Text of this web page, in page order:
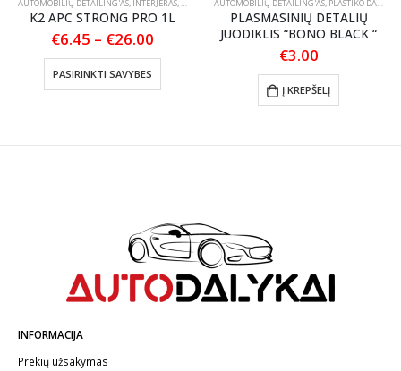
PRIEŽIŪRA
AUTOMOBILIŲ DETAILING'AS, INTERJERAS, PLASTIKO, VINILO IR GUMOS VALYMAS ,TEKSTILĖS
K2 APC STRONG PRO 1L
€6.45 – €26.00
€26.00
PASIRINKTI SAVYBES
This product has multiple variants. The options may be chosen on the product page
AUTOMOBILIŲ DETAILING'AS, PLASTIKO DALIŲ JUODINTOJAI/ATNAUJINTOJAI
PLASMASINIŲ DETALIŲ
JUODIKLIS “BONO BLACK “
€3.00
Į KREPŠELĮ
INFORMACIJA
Prekių užsakymas